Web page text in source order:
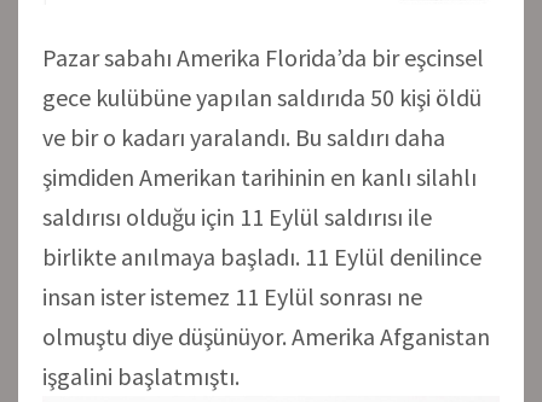
Pazar sabahı Amerika Florida’da bir eşcinsel
gece kulübüne yapılan saldırıda 50 kişi öldü
ve bir o kadarı yaralandı. Bu saldırı daha
şimdiden Amerikan tarihinin en kanlı silahlı
saldırısı olduğu için 11 Eylül saldırısı ile
birlikte anılmaya başladı. 11 Eylül denilince
insan ister istemez 11 Eylül sonrası ne
olmuştu diye düşünüyor. Amerika Afganistan
işgalini başlatmıştı.